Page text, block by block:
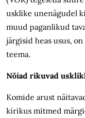
usklike unenägudel
muud paganlikud
järgisid heas usus,
teema.
Nõiad rikuvad
Komide arust
kirikus mitmed